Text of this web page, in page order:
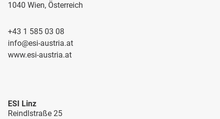
1040 Wien, Österreich
+43 1 585 03 08
info@esi-austria.at
www.esi-austria.at
ESI Linz
Reindlstraße 25